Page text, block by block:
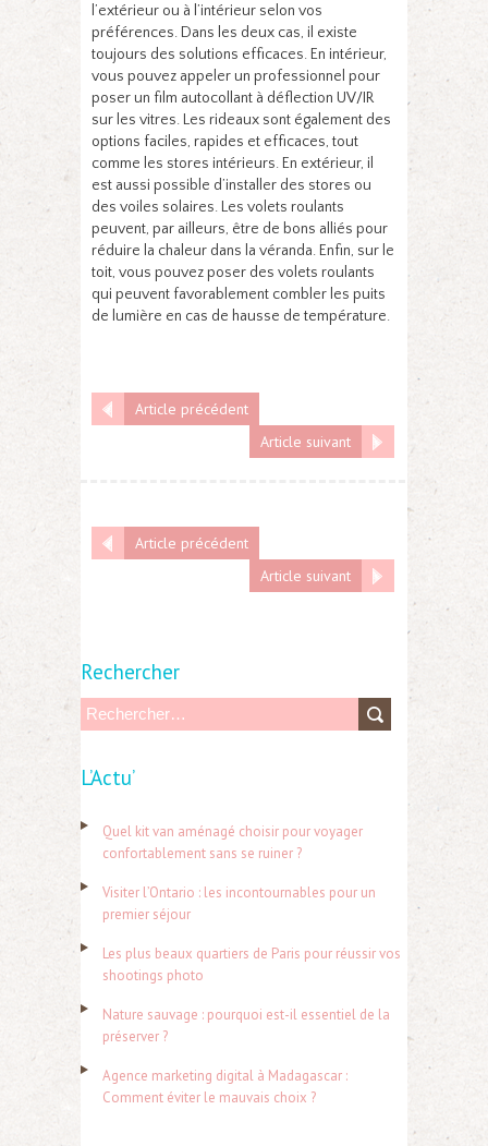
l’extérieur ou à l’intérieur selon vos
préférences. Dans les deux cas, il existe
toujours des solutions efficaces. En intérieur,
vous pouvez appeler un professionnel pour
poser un film autocollant à déflection UV/IR
sur les vitres. Les rideaux sont également des
options faciles, rapides et efficaces, tout
comme les stores intérieurs. En extérieur, il
est aussi possible d’installer des stores ou
des voiles solaires. Les volets roulants
peuvent, par ailleurs, être de bons alliés pour
réduire la chaleur dans la véranda. Enfin, sur le
toit, vous pouvez poser des volets roulants
qui peuvent favorablement combler les puits
de lumière en cas de hausse de température.
Article précédent
Article suivant
Article précédent
Article suivant
Rechercher
h
r
:
L’Actu’
Quel kit van aménagé choisir pour voyager
confortablement sans se ruiner ?
Visiter l’Ontario : les incontournables pour un
premier séjour
Les plus beaux quartiers de Paris pour réussir vos
shootings photo
Nature sauvage : pourquoi est-il essentiel de la
préserver ?
Agence marketing digital à Madagascar :
Comment éviter le mauvais choix ?